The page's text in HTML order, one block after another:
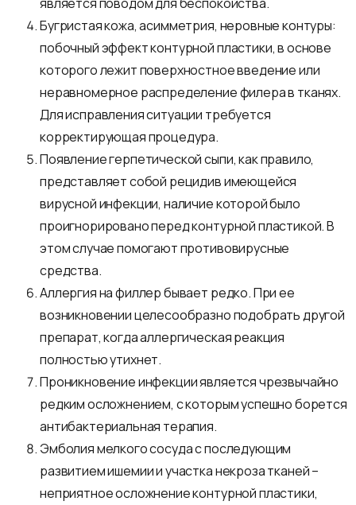
Бугристая кожа, асимметрия, неровные контуры:
побочный эффект контурной пластики, в основе
которого лежит поверхностное введение или
неравномерное распределение филера в тканях.
Для исправления ситуации требуется
корректирующая процедура.
Появление герпетической сыпи, как правило,
представляет собой рецидив имеющейся
вирусной инфекции, наличие которой было
проигнорировано перед контурной пластикой. В
этом случае помогают противовирусные
средства.
Аллергия на филлер бывает редко. При ее
возникновении целесообразно подобрать другой
препарат, когда аллергическая реакция
полностью утихнет.
Проникновение инфекции является чрезвычайно
редким осложнением, с которым успешно борется
антибактериальная терапия.
Эмболия мелкого сосуда с последующим
развитием ишемии и участка некроза тканей –
неприятное осложнение контурной пластики,